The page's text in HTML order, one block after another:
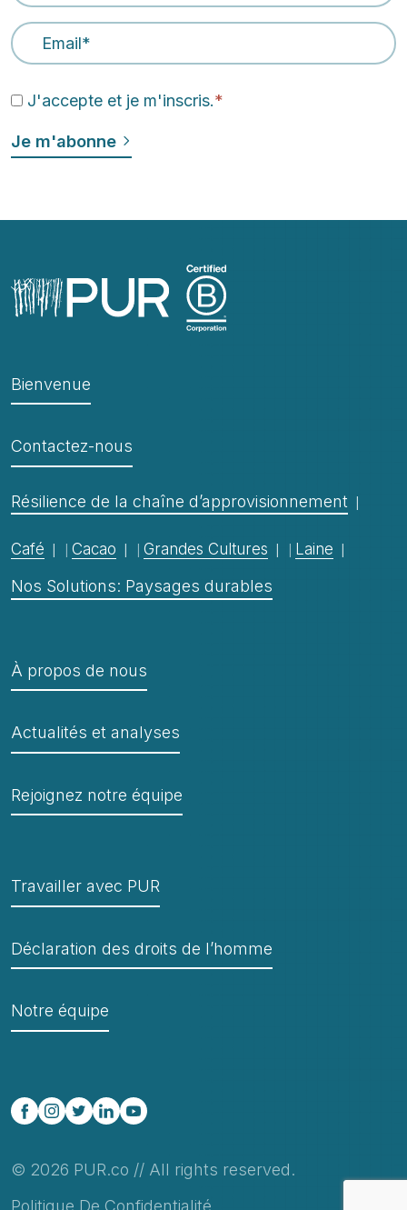
Email Address
J'accepte et je m'inscris.*
Bienvenue
Contactez-nous
Résilience de la chaîne d’approvisionnement
Café Cacao Grandes Cultures Laine
Nos Solutions: Paysages durables
À propos de nous
Actualités et analyses
Rejoignez notre équipe
Travailler avec PUR
Déclaration des droits de l’homme
Notre équipe
© 2026 PUR.co // All rights reserved.
Politique De Confidentialité